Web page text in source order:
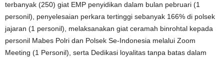
terbanyak (250) giat EMP penyidikan dalam bulan pebruari (1
personil), penyelesaian perkara tertinggi sebanyak 166% di polsek
jajaran (1 personil), melaksanakan giat ceramah binrohtal kepada
personil Mabes Polri dan Polsek Se-Indonesia melalui Zoom
Meeting (1 Personil), serta Dedikasi loyalitas tanpa batas dalam